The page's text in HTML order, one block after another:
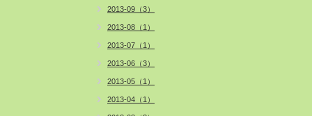
2013-09（3）
2013-08（1）
2013-07（1）
2013-06（3）
2013-05（1）
2013-04（1）